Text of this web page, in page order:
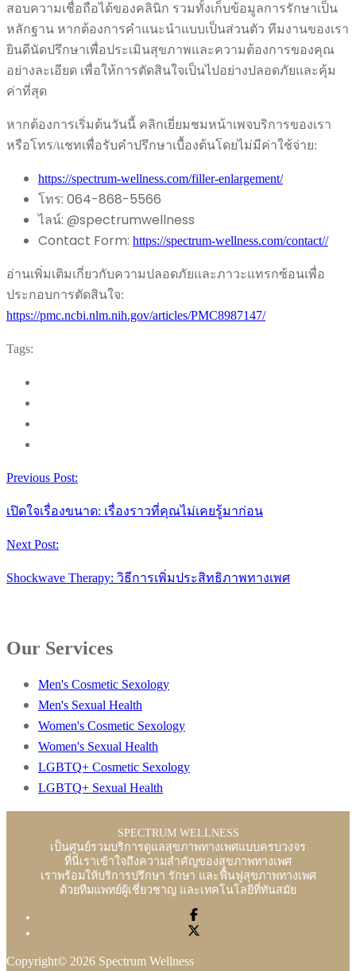
สอบความเชื่อถือได้ของคลินิก รวมทั้งเก็บข้อมูลการรักษาเป็น
หลักฐาน หากต้องการคำแนะนำแบบเป็นส่วนตัว ทีมงานของเรา
ยินดีนัดปรึกษาเพื่อประเมินสุขภาพและความต้องการของคุณ
อย่างละเอียด เพื่อให้การตัดสินใจเป็นไปอย่างปลอดภัยและคุ้ม
ค่าที่สุด
หากต้องการเริ่มต้นวันนี้ คลิกเยี่ยมชมหน้าเพจบริการของเรา
หรือโทร/แชทเพื่อรับคำปรึกษาเบื้องต้นโดยไม่มีค่าใช้จ่าย:
https://spectrum-wellness.com/filler-enlargement/
โทร: 064-868-5566
ไลน์: @spectrumwellness
Contact Form: https://spectrum-wellness.com/contact//
อ่านเพิ่มเติมเกี่ยวกับความปลอดภัยและภาวะแทรกซ้อนเพื่อ
ประกอบการตัดสินใจ:
https://pmc.ncbi.nlm.nih.gov/articles/PMC8987147/
Tags:
Previous Post:
เปิดใจเรื่องขนาด: เรื่องราวที่คุณไม่เคยรู้มาก่อน
Next Post:
Shockwave Therapy: วิธีการเพิ่มประสิทธิภาพทางเพศ
Our Services
Men's Cosmetic Sexology
Men's Sexual Health
Women's Cosmetic Sexology
Women's Sexual Health
LGBTQ+ Cosmetic Sexology
LGBTQ+ Sexual Health
SPECTRUM WELLNESS
เป็นศูนย์รวมบริการดูแลสุขภาพทางเพศแบบครบวงจร
ที่นี่เราเข้าใจถึงความสำคัญของสุขภาพทางเพศ
เราพร้อมให้บริการปรึกษา รักษา และฟื้นฟูสุขภาพทางเพศ
ด้วยทีมแพทย์ผู้เชี่ยวชาญ และเทคโนโลยีที่ทันสมัย
Copyright© 2026 Spectrum Wellness